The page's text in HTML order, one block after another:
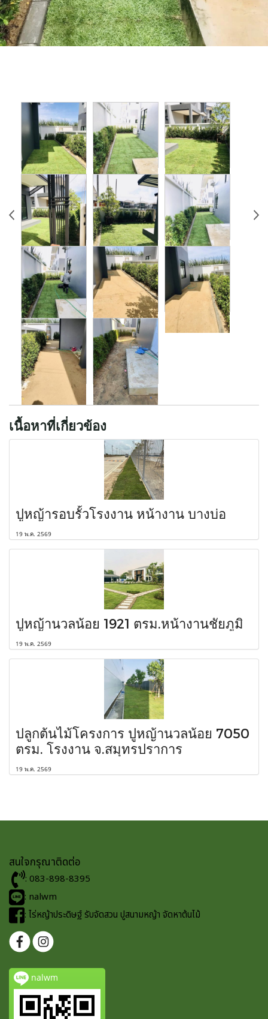
เนื้อหาที่เกี่ยวข้อง
ปูหญ้ารอบรั้วโรงงาน หน้างาน บางบ่อ
19 พ.ค. 2569
ปูหญ้านวลน้อย 1921 ตรม.หน้างานชัยภูมิ
19 พ.ค. 2569
ปลูกต้นไม้โครงการ ปูหญ้านวลน้อย 7050
ตรม. โรงงาน จ.สมุทรปราการ
19 พ.ค. 2569
สนใจกรุณาติดต่อ
: 083-898-8395
: nalwm
: ไร่หญ้าประดิษฐ์ รับจัดสวน ปูสนามหญ้า จัดหาต้นไม้
nalwm